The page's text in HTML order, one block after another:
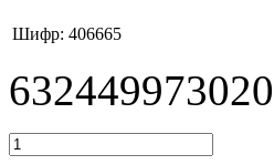
Шифр: 406665
632449973020